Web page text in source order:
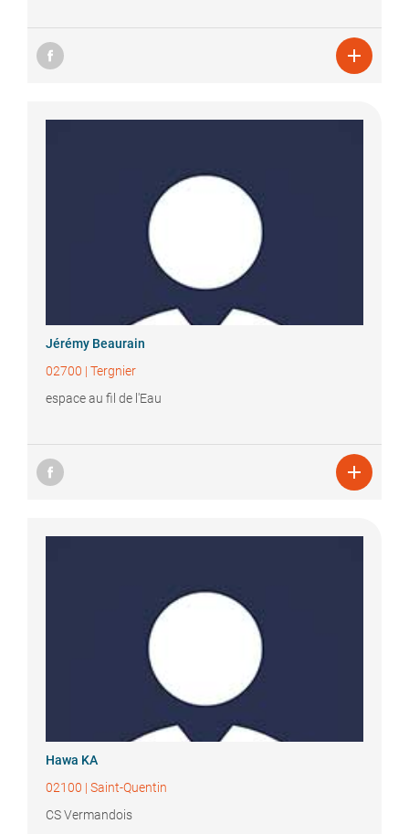

Jérémy Beaurain
02700 | Tergnier
espace au fil de l'Eau

Hawa KA
02100 | Saint-Quentin
CS Vermandois